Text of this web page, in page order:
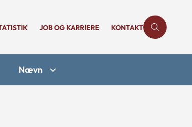
JOB OG KARRIERE KONTAKT
Nævn